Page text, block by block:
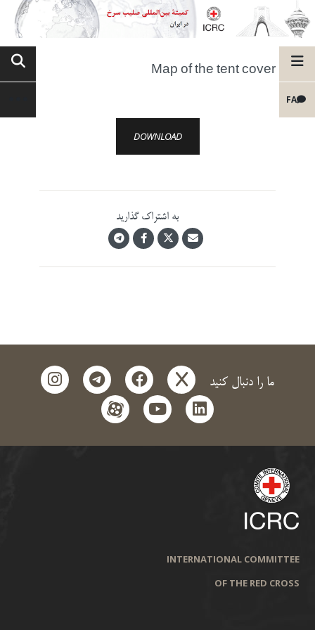
FA
Map of the tent cover
DOWNLOAD
به اشتراک گذارید
ما را دنبال کنید x
facebook
telegram
instagram
linkedin
youtube
aparat
INTERNATIONAL COMMITTEE
OF THE RED CROSS